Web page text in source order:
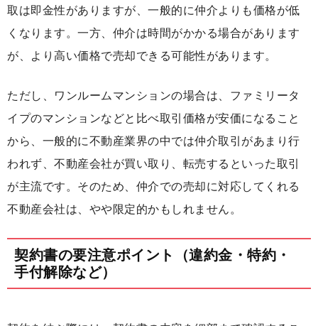
取は即金性がありますが、一般的に仲介よりも価格が低
くなります。一方、仲介は時間がかかる場合があります
が、より高い価格で売却できる可能性があります。
ただし、ワンルームマンションの場合は、ファミリータ
イプのマンションなどと比べ取引価格が安価になること
から、一般的に不動産業界の中では仲介取引があまり行
われず、不動産会社が買い取り、転売するといった取引
が主流です。そのため、仲介での売却に対応してくれる
不動産会社は、やや限定的かもしれません。
契約書の要注意ポイント（違約金・特約・
手付解除など）